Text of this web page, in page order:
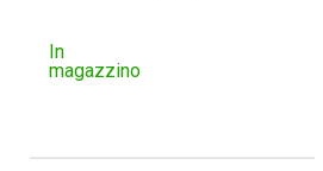
In
magazzino